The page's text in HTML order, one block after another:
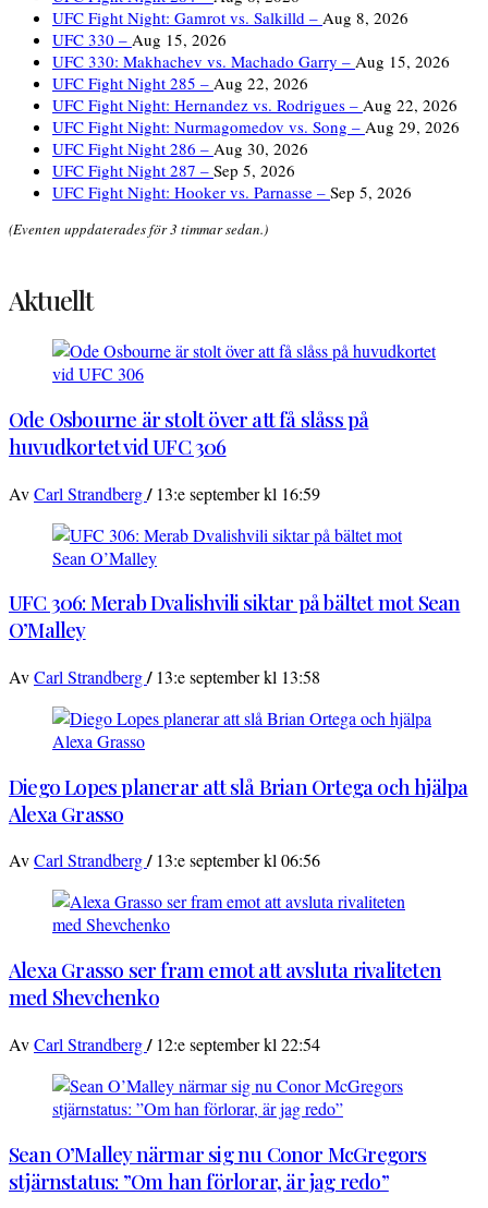
UFC Fight Night: Gamrot vs. Salkilld – Aug 8, 2026
UFC 330 – Aug 15, 2026
UFC 330: Makhachev vs. Machado Garry – Aug 15, 2026
UFC Fight Night 285 – Aug 22, 2026
UFC Fight Night: Hernandez vs. Rodrigues – Aug 22, 2026
UFC Fight Night: Nurmagomedov vs. Song – Aug 29, 2026
UFC Fight Night 286 – Aug 30, 2026
UFC Fight Night 287 – Sep 5, 2026
UFC Fight Night: Hooker vs. Parnasse – Sep 5, 2026
(Eventen uppdaterades för 3 timmar sedan.)
Aktuellt
Ode Osbourne är stolt över att få slåss på
huvudkortet vid UFC 306
AvCarl Strandberg/ 13:e september kl 16:59
UFC 306: Merab Dvalishvili siktar på bältet mot Sean
O’Malley
AvCarl Strandberg/ 13:e september kl 13:58
Diego Lopes planerar att slå Brian Ortega och hjälpa
Alexa Grasso
AvCarl Strandberg/ 13:e september kl 06:56
Alexa Grasso ser fram emot att avsluta rivaliteten
med Shevchenko
AvCarl Strandberg/ 12:e september kl 22:54
Sean O’Malley närmar sig nu Conor McGregors
stjärnstatus: ”Om han förlorar, är jag redo”